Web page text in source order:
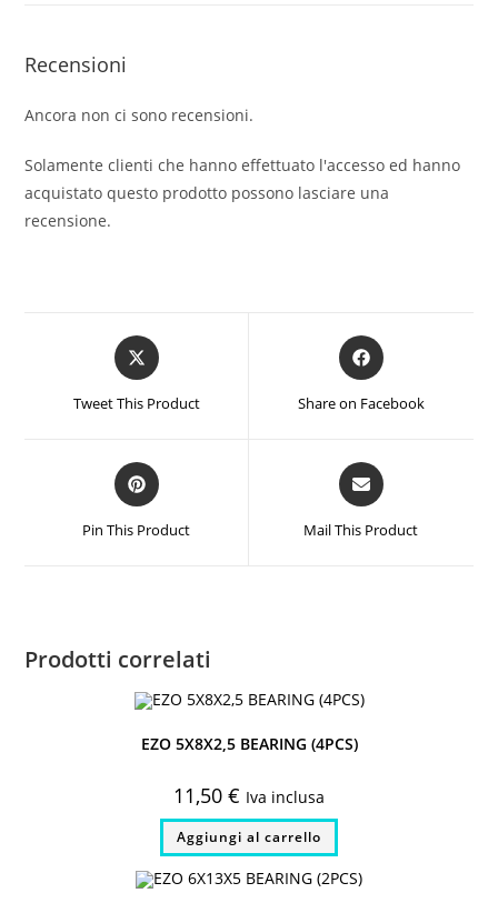
Recensioni
Ancora non ci sono recensioni.
Solamente clienti che hanno effettuato l'accesso ed hanno
acquistato questo prodotto possono lasciare una
recensione.
Opens
in
new
Tweet This Product
Opens
in
new
Share on Facebook
Opens
in
new
Pin This Product
Opens
in
new
Mail This Product
Prodotti correlati
EZO 5X8X2,5 BEARING (4PCS)
11,50 € Iva inclusa
Aggiungi al carrello